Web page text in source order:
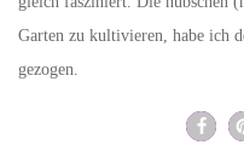
Garten zu kultivieren, habe ich
gezogen.